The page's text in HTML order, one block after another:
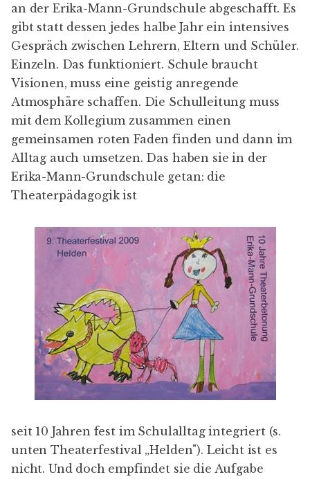
an der Erika-Mann-Grundschule abgeschafft. Es
gibt statt dessen jedes halbe Jahr ein intensives
Gespräch zwischen Lehrern, Eltern und Schüler.
Einzeln. Das funktioniert. Schule braucht
Visionen, muss eine geistig anregende
Atmosphäre schaffen. Die Schulleitung muss
mit dem Kollegium zusammen einen
gemeinsamen roten Faden finden und dann im
Alltag auch umsetzen. Das haben sie in der
Erika-Mann-Grundschule getan: die
Theaterpädagogik ist
seit 10 Jahren fest im Schulalltag integriert (s.
unten Theaterfestival „Helden"). Leicht ist es
nicht. Und doch empfindet sie die Aufgabe